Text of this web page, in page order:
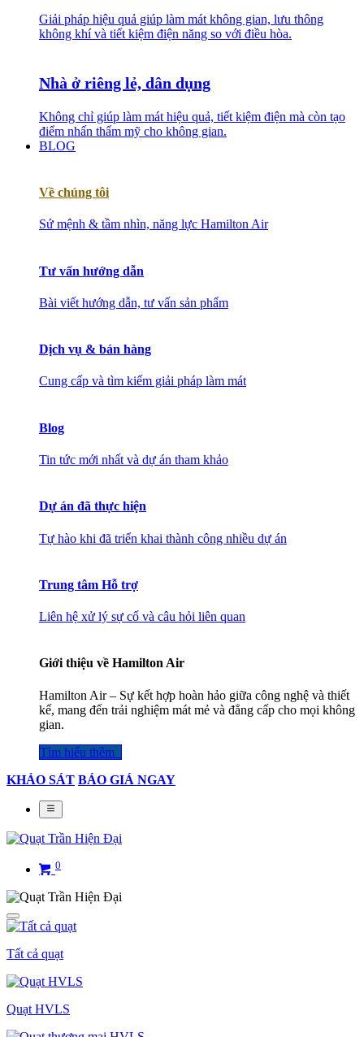
Giải pháp hiệu quả giúp làm mát không gian, lưu thông
không khí và tiết kiệm điện năng so với điều hòa.
Nhà ở riêng lẻ, dân dụng
Không chỉ giúp làm mát hiệu quả, tiết kiệm điện mà còn tạo
điểm nhấn thẩm mỹ cho không gian.
BLOG
Về chúng tôi
Sứ mệnh & tầm nhìn, năng lực Hamilton Air
Tư vấn hướng dẫn
Bài viết hướng dẫn, tư vấn sản phẩm
Dịch vụ & bán hàng
Cung cấp và tìm kiếm giải pháp làm mát
Blog
Tin tức mới nhất và dự án tham khảo
Dự án đã thực hiện
Tự hào khi đã triển khai thành công nhiều dự án
Trung tâm Hỗ trợ
Liên hệ xử lý sự cố và câu hỏi liên quan
Giới thiệu về Hamilton Air
Hamilton Air – Sự kết hợp hoàn hảo giữa công nghệ và thiết
kế, mang đến trải nghiệm mát mẻ và đẳng cấp cho mọi không
gian.
Tìm hiểu thêm​​​​​​​​
KHẢO SÁT BÁO GIÁ NGAY
0
Tất cả quạt
Quạt HVLS